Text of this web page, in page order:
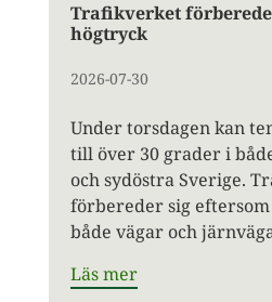
Trafikverket
högtryck
2026-07-30
Under torsdagen kan
till över 30 grader i
och sydöstra Sverige.
förbereder sig
både vägar och
Läs mer